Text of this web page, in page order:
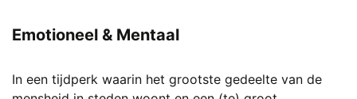
Emotioneel & Mentaal
In een tijdperk waarin het grootste gedeelte van de